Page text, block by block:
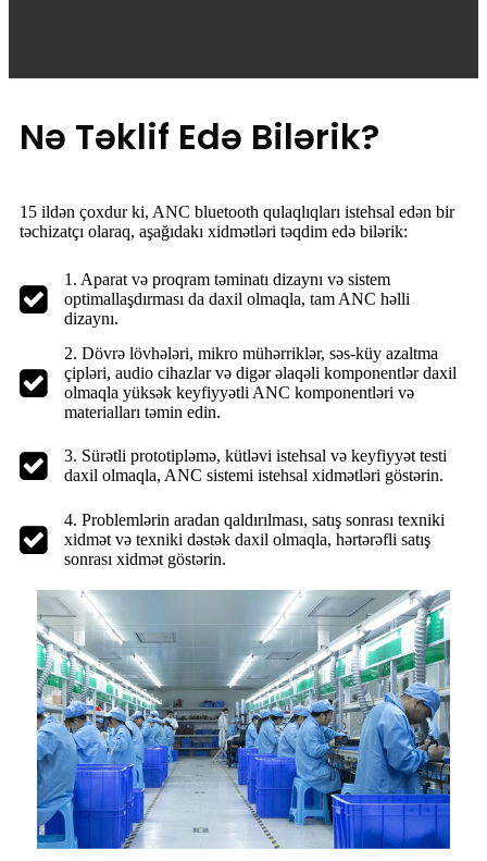
Nə Təklif Edə Bilərik?
15 ildən çoxdur ki, ANC bluetooth qulaqlıqları istehsal edən bir
təchizatçı olaraq, aşağıdakı xidmətləri təqdim edə bilərik:
1. Aparat və proqram təminatı dizaynı və sistem
optimallaşdırması da daxil olmaqla, tam ANC həlli
dizaynı.
2. Dövrə lövhələri, mikro mühərriklər, səs-küy azaltma
çipləri, audio cihazlar və digər əlaqəli komponentlər daxil
olmaqla yüksək keyfiyyətli ANC komponentləri və
materialları təmin edin.
3. Sürətli prototipləmə, kütləvi istehsal və keyfiyyət testi
daxil olmaqla, ANC sistemi istehsal xidmətləri göstərin.
4. Problemlərin aradan qaldırılması, satış sonrası texniki
xidmət və texniki dəstək daxil olmaqla, hərtərəfli satış
sonrası xidmət göstərin.